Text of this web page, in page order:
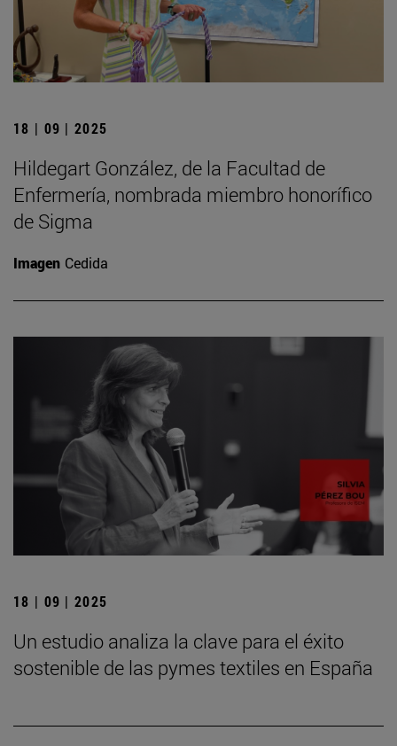
18 | 09 | 2025
Hildegart González, de la Facultad de
Enfermería, nombrada miembro honorífico
de Sigma
Imagen Cedida
18 | 09 | 2025
Un estudio analiza la clave para el éxito
sostenible de las pymes textiles en España